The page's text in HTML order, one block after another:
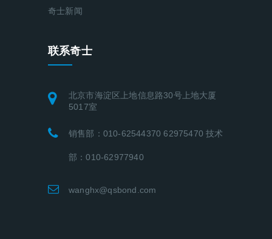
奇士新闻
联系奇士
北京市海淀区上地信息路30号上地大厦
5017室
销售部：010-62544370 62975470 技术
部：010-62977940
wanghx@qsbond.com